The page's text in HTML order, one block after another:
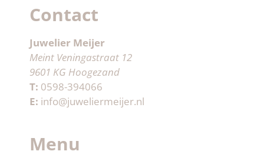
Contact
Juwelier Meijer
Meint Veningastraat 12
9601 KG Hoogezand
T: 0598-394066
E: info@juweliermeijer.nl
Menu